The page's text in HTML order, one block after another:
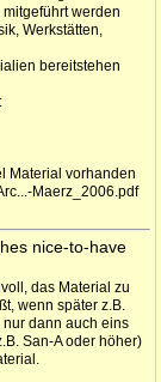
werden
Werkstätten,
bereitstehen
Material vorhanden
Maerz_2006.pdf
nice-to-have
das Material zu
wenn später z.B.
dann auch eins
San-A oder höher)